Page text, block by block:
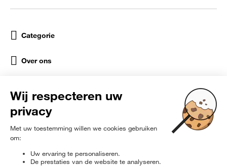
Categorie
Over ons
Sociale netwerken